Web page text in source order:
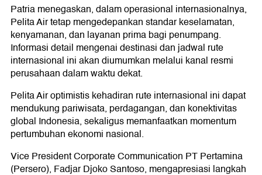
Patria menegaskan, dalam operasional internasionalnya,
Pelita Air tetap mengedepankan standar keselamatan,
kenyamanan, dan layanan prima bagi penumpang.
Informasi detail mengenai destinasi dan jadwal rute
internasional ini akan diumumkan melalui kanal resmi
perusahaan dalam waktu dekat.
Pelita Air optimistis kehadiran rute internasional ini dapat
mendukung pariwisata, perdagangan, dan konektivitas
global Indonesia, sekaligus memanfaatkan momentum
pertumbuhan ekonomi nasional.
Vice President Corporate Communication PT Pertamina
(Persero), Fadjar Djoko Santoso, mengapresiasi langkah